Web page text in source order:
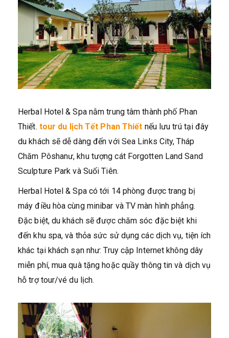
Herbal Hotel & Spa nằm trung tâm thành phố Phan
Thiết. tour du lịch Tết Phan Thiết nếu lưu trú tại đây
du khách sẽ dễ dàng đến với Sea Links City, Tháp
Chăm Pôshanư, khu tượng cát Forgotten Land Sand
Sculpture Park và Suối Tiên.
Herbal Hotel & Spa có tới 14 phòng được trang bị
máy điều hòa cùng minibar và TV màn hình phẳng.
Đặc biệt, du khách sẽ được chăm sóc đặc biệt khi
đến khu spa, và thỏa sức sử dụng các dịch vụ, tiện ích
khác tại khách sạn như: Truy cập Internet không dây
miễn phí, mua quà tặng hoặc quầy thông tin và dịch vụ
hỗ trợ tour/vé du lịch.